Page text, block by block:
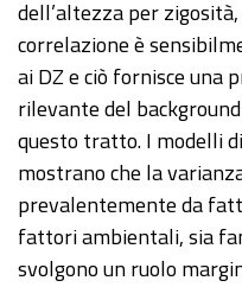
dell’altezza per
correlazione è
ai DZ e ciò fornisce una
rilevante del
questo tratto. I modelli
mostrano che la
prevalentemente da
fattori ambientali, sia
svolgono un ruolo